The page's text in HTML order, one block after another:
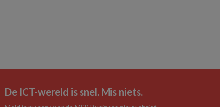
De ICT-wereld is snel. Mis niets.